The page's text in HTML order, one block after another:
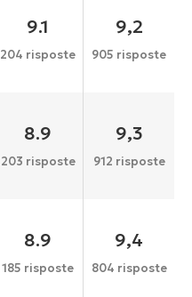
9.1
204 risposte
9,2
905 risposte
8.9
203 risposte
9,3
912 risposte
8.9
185 risposte
9,4
804 risposte